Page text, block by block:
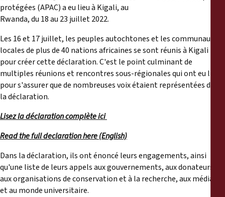
Press Room
News
Reports
Press Releases
Training Materials
Legal Submissions
Declarations
protégées (APAC) a eu lieu à Kigali, au
Rwanda, du 18 au 23 juillet 2022.
Les 16 et 17 juillet, les peuples autochtones et les communautés
locales de plus de 40 nations africaines se sont réunis à Kigali
pour créer cette déclaration. C'est le point culminant de
multiples réunions et rencontres sous-régionales qui ont eu lieu
pour s'assurer que de nombreuses voix étaient représentées dans
la déclaration.
Lisez la déclaration complète ici
Read the full declaration here (English)
Dans la déclaration, ils ont énoncé leurs engagements, ainsi
qu'une liste de leurs appels aux gouvernements, aux donateurs,
aux organisations de conservation et à la recherche, aux médias
et au monde universitaire.